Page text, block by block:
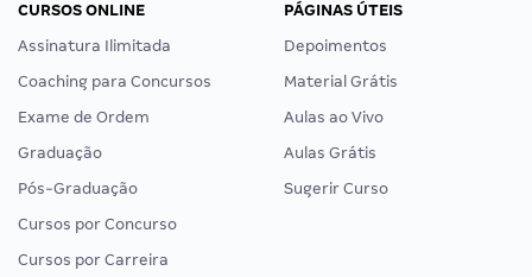
CURSOS ONLINE
Assinatura Ilimitada
Coaching para Concursos
Exame de Ordem
Graduação
Pós-Graduação
Cursos por Concurso
Cursos por Carreira
PÁGINAS ÚTEIS
Depoimentos
Material Grátis
Aulas ao Vivo
Aulas Grátis
Sugerir Curso